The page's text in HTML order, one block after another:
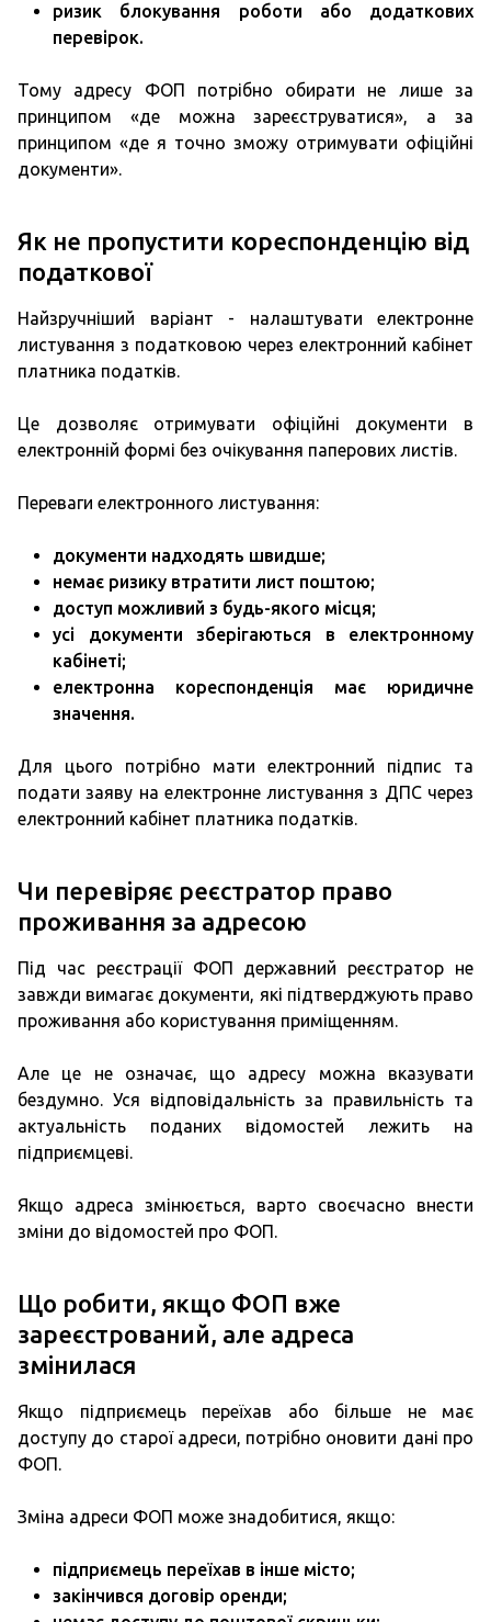
ризик блокування роботи або додаткових
перевірок.
Тому адресу ФОП потрібно обирати не лише за
принципом «де можна зареєструватися», а за
принципом «де я точно зможу отримувати офіційні
документи».
Як не пропустити кореспонденцію від
податкової
Найзручніший варіант - налаштувати електронне
листування з податковою через електронний кабінет
платника податків.
Це дозволяє отримувати офіційні документи в
електронній формі без очікування паперових листів.
Переваги електронного листування:
документи надходять швидше;
немає ризику втратити лист поштою;
доступ можливий з будь-якого місця;
усі документи зберігаються в електронному
кабінеті;
електронна кореспонденція має юридичне
значення.
Для цього потрібно мати електронний підпис та
подати заяву на електронне листування з ДПС через
електронний кабінет платника податків.
Чи перевіряє реєстратор право
проживання за адресою
Під час реєстрації ФОП державний реєстратор не
завжди вимагає документи, які підтверджують право
проживання або користування приміщенням.
Але це не означає, що адресу можна вказувати
бездумно. Уся відповідальність за правильність та
актуальність поданих відомостей лежить на
підприємцеві.
Якщо адреса змінюється, варто своєчасно внести
зміни до відомостей про ФОП.
Що робити, якщо ФОП вже
зареєстрований, але адреса
змінилася
Якщо підприємець переїхав або більше не має
доступу до старої адреси, потрібно оновити дані про
ФОП.
Зміна адреси ФОП може знадобитися, якщо:
підприємець переїхав в інше місто;
закінчився договір оренди;